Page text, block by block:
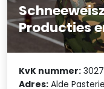
Producties
KvK nummer:
Adres: Alde